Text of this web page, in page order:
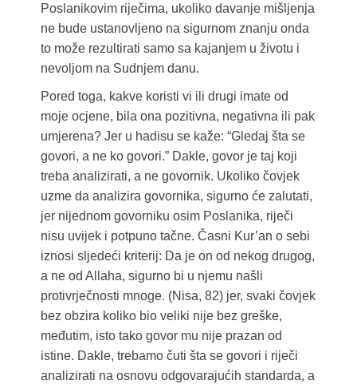
Poslanikovim riječima, ukoliko davanje mišljenja
ne bude ustanovljeno na sigurnom znanju onda
to može rezultirati samo sa kajanjem u životu i
nevoljom na Sudnjem danu.
Pored toga, kakve koristi vi ili drugi imate od
moje ocjene, bila ona pozitivna, negativna ili pak
umjerena? Jer u hadisu se kaže: “Gledaj šta se
govori, a ne ko govori.” Dakle, govor je taj koji
treba analizirati, a ne govornik. Ukoliko čovjek
uzme da analizira govornika, sigurno će zalutati,
jer nijednom govorniku osim Poslanika, riječi
nisu uvijek i potpuno tačne. Časni Kur’an o sebi
iznosi sljedeći kriterij: Da je on od nekog drugog,
a ne od Allaha, sigurno bi u njemu našli
protivrječnosti mnoge. (Nisa, 82) jer, svaki čovjek
bez obzira koliko bio veliki nije bez greške,
međutim, isto tako govor mu nije prazan od
istine. Dakle, trebamo čuti šta se govori i riječi
analizirati na osnovu odgovarajućih standarda, a